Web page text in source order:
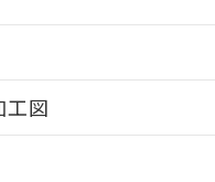
工図
同利用に関して"
の「1.共
ます。
含有証明書（当社基準）
は発行日時点で非含有を証
過去に遡って非含有を証明
指令のフタル酸エステル
では、対応完了までの期間